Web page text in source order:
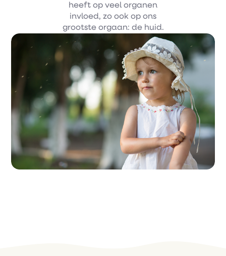
heeft op veel organen
invloed, zo ook op ons
grootste orgaan: de huid.